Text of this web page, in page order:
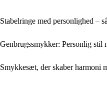
Stabelringe med personlighed –
Genbrugssmykker: Personlig stil
Smykkesæt, der skaber harmoni